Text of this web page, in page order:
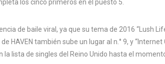
los cinco primeros en el puesto 5.
de baile viral, ya que su tema de 2016 “Lush
HAVEN también sube un lugar al n.° 9, y “Internet
la lista de singles del Reino Unido hasta el